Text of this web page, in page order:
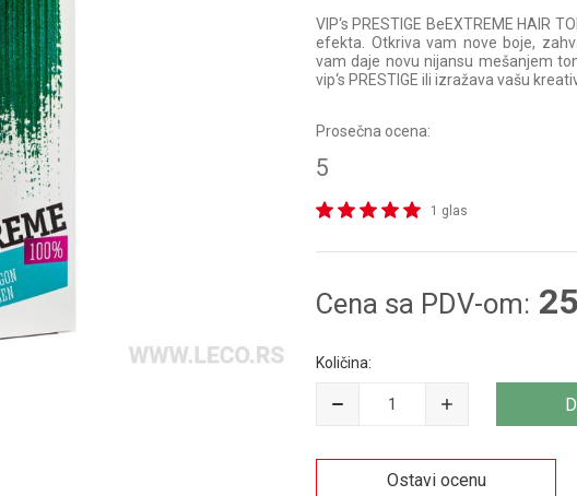
VIP‘s PRESTIGE BeEXTREME HAIR
efekta. Otkriva vam nove boje,
vam daje novu nijansu mešanjem
vip‘s PRESTIGE ili izražava vašu
Prosečna ocena:
5
1 glas
Cena sa PDV-om:
Količina:
Ostavi ocenu